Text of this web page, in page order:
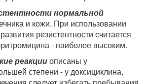
нормальной
и кожи. При использовании
резистентности считается
- наиболее высоким.
реакцииописаны у
степени - у доксициклина,